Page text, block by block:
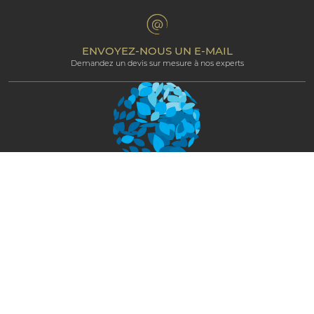
Programme d’affiliation
Espace Professionnel
Termes et Conditions
ENVOYEZ-NOUS UN E-MAIL
Demandez un devis sur mesure à nos experts